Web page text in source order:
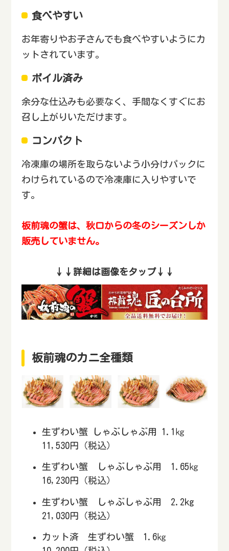
食べやすい
お年寄りやお子さんでも食べやすいようにカ
ットされています。
ボイル済み
余分な仕込みも必要なく、手間なくすぐにお
召し上がりいただけます。
コンパクト
冷凍庫の場所を取らないよう小分けパックに
わけられているので冷凍庫に入りやすいで
す。
板前魂の蟹は、秋口からの冬のシーズンしか
販売していません。
↓↓詳細は画像をタップ↓↓
板前魂のカニ全種類
生ずわい蟹 しゃぶしゃぶ用 1.1㎏
11,530円（税込）
生ずわい蟹 しゃぶしゃぶ用 1.65㎏
16,230円（税込）
生ずわい蟹 しゃぶしゃぶ用 2.2kg
21,030円（税込）
カット済 生ずわい蟹 1.6㎏